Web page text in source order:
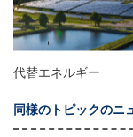
代替エネルギー
同様のトピックのニ